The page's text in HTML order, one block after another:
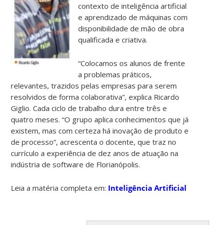
contexto de inteligência artificial
e aprendizado de máquinas com
disponibilidade de mão de obra
qualificada e criativa.
“Colocamos os alunos de frente
a problemas práticos,
relevantes, trazidos pelas empresas para serem
resolvidos de forma colaborativa”, explica Ricardo
Giglio. Cada ciclo de trabalho dura entre três e
quatro meses. “O grupo aplica conhecimentos que já
existem, mas com certeza há inovação de produto e
de processo”, acrescenta o docente, que traz no
currículo a experiência de dez anos de atuação na
indústria de software de Florianópolis.
Leia a matéria completa em: Inteligência Artificial